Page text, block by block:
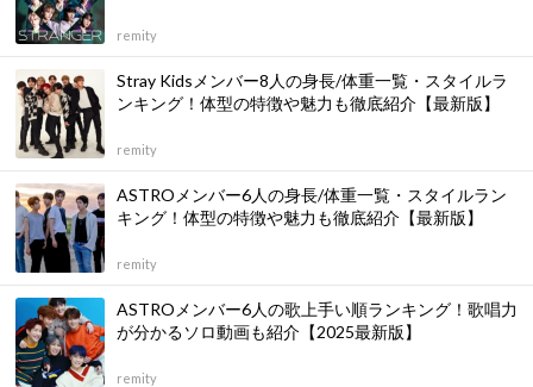
remity
Stray Kidsメンバー8人の身長/体重一覧・スタイルラ
ンキング！体型の特徴や魅力も徹底紹介【最新版】
remity
ASTROメンバー6人の身長/体重一覧・スタイルラン
キング！体型の特徴や魅力も徹底紹介【最新版】
remity
ASTROメンバー6人の歌上手い順ランキング！歌唱力
が分かるソロ動画も紹介【2025最新版】
remity